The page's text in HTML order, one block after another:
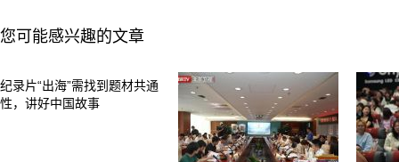
您可能感兴趣的文章
纪录片“出海”需找到题材共通
性，讲好中国故事